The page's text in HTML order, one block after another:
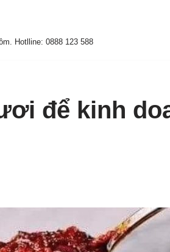
Hotlline: 0888 123 588
để kinh